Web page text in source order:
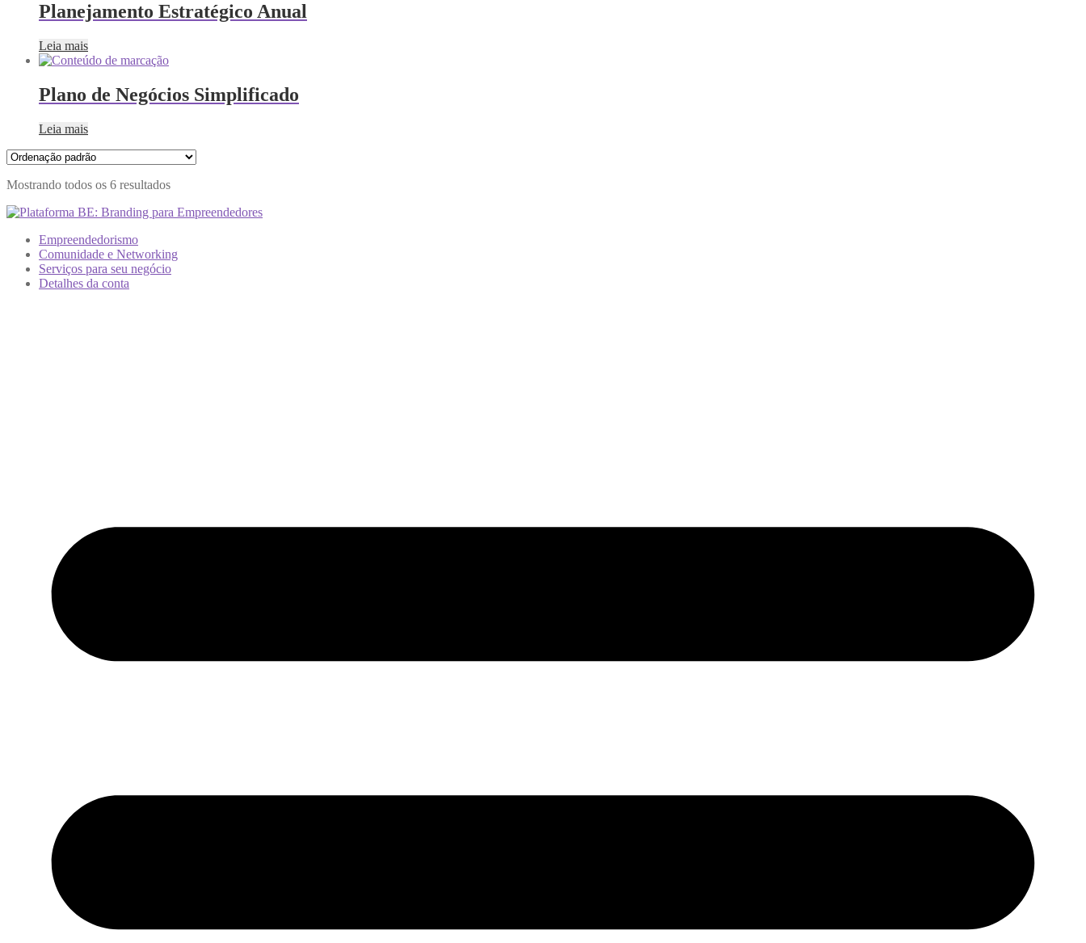
Planejamento Estratégico Anual
Leia mais
Plano de Negócios Simplificado
Leia mais
Mostrando todos os 6 resultados
Empreendedorismo
Comunidade e Networking
Serviços para seu negócio
Detalhes da conta